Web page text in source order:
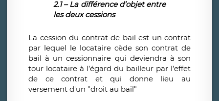
2.1 – La différence d’objet entre
les deux cessions
La cession du contrat de bail est un contrat
par lequel le locataire cède son contrat de
bail à un cessionnaire qui deviendra à son
tour locataire à l’égard du bailleur par l’effet
de ce contrat et qui donne lieu au
versement d'un "droit au bail"